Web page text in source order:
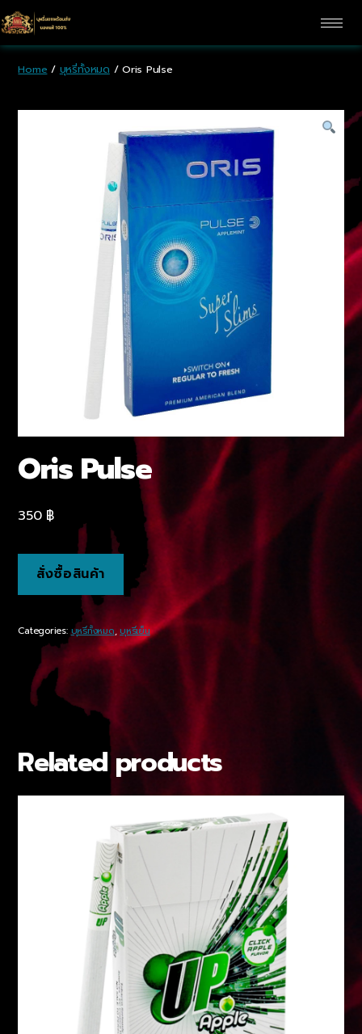
Home / บุหรี่ทั้งหมด / Oris Pulse
Oris Pulse
350 ฿
สั่งซื้อสินค้า
Categories:บุหรี่ทั้งหมด,บุหรี่เย็น
Related products